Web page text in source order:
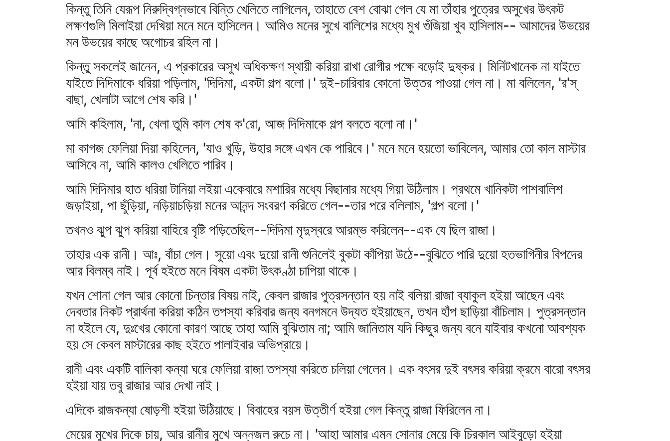
কিন্তু তিনি যেরূপ নিরুদ্বিগ্নভাবে বিন্তি খেলিতে লাগিলেন, তাহাতে বেশ বোঝা গেল যে মা তাঁহার পুত্রের অসুখের উৎকট
লক্ষণগুলি মিলাইয়া দেখিয়া মনে মনে হাসিলেন। আমিও মনের সুখে বালিশের মধ্যে মুখ গুঁজিয়া খুব হাসিলাম-- আমাদের উভয়ের
মন উভয়ের কাছে অগোচর রহিল না।
কিন্তু সকলেই জানেন, এ প্রকারের অসুখ অধিকক্ষণ স্থায়ী করিয়া রাখা রোগীর পক্ষে বড়োই দুষ্কর। মিনিটখানেক না যাইতে
যাইতে দিদিমাকে ধরিয়া পড়িলাম, 'দিদিমা, একটা গল্প বলো।' দুই-চারিবার কোনো উত্তর পাওয়া গেল না। মা বলিলেন, 'র'স্‌
বাছা, খেলাটা আগে শেষ করি।'
আমি কহিলাম, 'না, খেলা তুমি কাল শেষ ক'রো, আজ দিদিমাকে গল্প বলতে বলো না।'
মা কাগজ ফেলিয়া দিয়া কহিলেন, 'যাও খুড়ি, উহার সঙ্গে এখন কে পারিবে।' মনে মনে হয়তো ভাবিলেন, আমার তো কাল মাস্টার
আসিবে না, আমি কালও খেলিতে পারিব।
আমি দিদিমার হাত ধরিয়া টানিয়া লইয়া একেবারে মশারির মধ্যে বিছানার মধ্যে গিয়া উঠিলাম। প্রথমে খানিকটা পাশবালিশ
জড়াইয়া, পা ছুঁড়িয়া, নড়িয়াচড়িয়া মনের আনন্দ সংবরণ করিতে গেল--তার পরে বলিলাম, 'গল্প বলো।'
তখনও ঝুপ ঝুপ করিয়া বাহিরে বৃষ্টি পড়িতেছিল--দিদিমা মৃদুস্বরে আরম্ভ করিলেন--এক যে ছিল রাজা।
তাহার এক রানী। আঃ, বাঁচা গেল। সুয়ো এবং দুয়ো রানী শুনিলেই বুকটা কাঁপিয়া উঠে--বুঝিতে পারি দুয়ো হতভাগিনীর বিপদের
আর বিলম্ব নাই। পূর্ব হইতে মনে বিষম একটা উৎকণ্ঠা চাপিয়া থাকে।
যখন শোনা গেল আর কোনো চিন্তার বিষয় নাই, কেবল রাজার পুত্রসন্তান হয় নাই বলিয়া রাজা ব্যাকুল হইয়া আছেন এবং
দেবতার নিকট প্রার্থনা করিয়া কঠিন তপস্যা করিবার জন্য বনগমনে উদ্যত হইয়াছেন, তখন হাঁপ ছাড়িয়া বাঁচিলাম। পুত্রসন্তান
না হইলে যে, দুঃখের কোনো কারণ আছে তাহা আমি বুঝিতাম না; আমি জানিতাম যদি কিছুর জন্য বনে যাইবার কখনো আবশ্যক
হয় সে কেবল মাস্টারের কাছ হইতে পালাইবার অভিপ্রায়ে।
রানী এবং একটি বালিকা কন্যা ঘরে ফেলিয়া রাজা তপস্যা করিতে চলিয়া গেলেন। এক বৎসর দুই বৎসর করিয়া ক্রমে বারো বৎসর
হইয়া যায় তবু রাজার আর দেখা নাই।
এদিকে রাজকন্যা ষোড়শী হইয়া উঠিয়াছে। বিবাহের বয়স উত্তীর্ণ হইয়া গেল কিন্তু রাজা ফিরিলেন না।
মেয়ের মুখের দিকে চায়, আর রানীর মুখে অন্নজল রুচে না। 'আহা আমার এমন সোনার মেয়ে কি চিরকাল আইবুড়ো হইয়া